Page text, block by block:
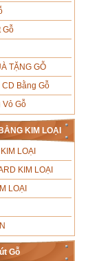
Gỗ
TẶNG GỖ
Bằng Gỗ
Vỏ Gỗ
KIM LOẠI
LOẠI
KIM LOẠI
LOẠI
Gỗ